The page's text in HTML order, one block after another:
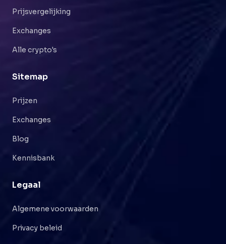
Prijsvergelijking
Exchanges
Alle crypto's
Sitemap
Prijzen
Exchanges
Blog
Kennisbank
Legaal
Algemene voorwaarden
Privacy beleid